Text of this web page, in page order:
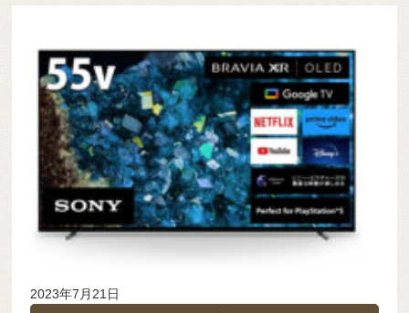
2023年7月21日